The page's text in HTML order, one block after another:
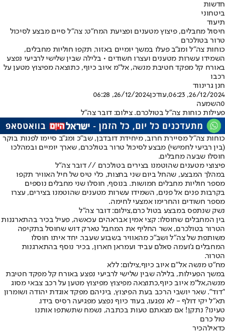
חדשות
ביטחוני
תיעוד
חיסול מחבלים, פיצוץ מטענים ופציעת המח"ט: צה"ל סיים מבצע לסיכול
טרור בטולכרם
כוחות צה"ל ומג"ב פעלו במשך יומיים באזור, תקפו חוליות מחבלים,
השמידו עשרות מטענים ועצרו חשודים • בלילה שבין שלישי לרביעי נפצע
באורח קל מפקד חטיבת מנשה, אל"מ איוב כיוף, כתוצאה מפיצוץ מטען על
רכבו
חנן גרינווד
26/12/2024, 06:23
,עודכן26/12/2024, 06:28
0השמעה
פעילות כוחות צה"ל בטולכרם. צילום: דובר צה"ל
כוחות צה"ל מסיירת חרוב, מיחידת דובדבן, שב"כ ומג"ב סיימו לפנות בוקר
(בין רביעי לחמישי) מבצע לסיכול טרור בטולכרם, שארך יומיים ובמהלכו
חוסלו שבעה מחבלים.
פיצוצי מטענים שהוטמנו בצירים בטולכרם // דובר צה"ל
במהלך המבצע, שהחל ביום שני בחצות, כלי טיס של חיל האוויר תקפו
מספר חוליות מחבלים חמושות. בנוסף, חוסלו שני מחבלים נוספים
בקרבות פנים אל פנים, השמידו עשרות מטענים שהוטמנו בצירים, עצרו
מספר חשודים והחרימו אמצעי לחימה.
נשק שנתפס במבצע בטול כרם,צילום: דובר צה"ל
בין המחבלים שחוסלו: קצי אמין אבראהים עכאשה, פעיל בכיר בהתארגנות
הטרור בטולכרם, אשר החליף את המחבל טארק דוש שחוסל בתקיפה
משותפת של צה״ל ושב״כ מהאוויר בשבוע שעבר. יחד איתו חוסלו
המחבלים ג’ועמה סאלם עביד ועמראן חארון, בכיר נוסף בהתארגנות
הטרור.
מח״ט מנשה אל״ם איוב כיוף,צילום: ללא
במשך הפעילות, בלילה שבין שלישי לרביעי נפצע באורח קל מפקד חטיבת
מנשה,אל"מ איוב כיוף,כתוצאה מפיצוץ מפיצוץ מטען על רכב צבאי מסוג
"דוד". שאר יושבי הרכב בעת הפיצוץ, ביניהם מפקד אוגדת יהודה ושומרון
תא"ל יקי דולף - לא נפגעו, בעוד כיוף נפצע מפגיעה רסיס בידו.
טעינו? נתקן! אם מצאתם טעות בכתבה, נשמח שתשתפו אותנו
טול כרם
כדאילהכיר